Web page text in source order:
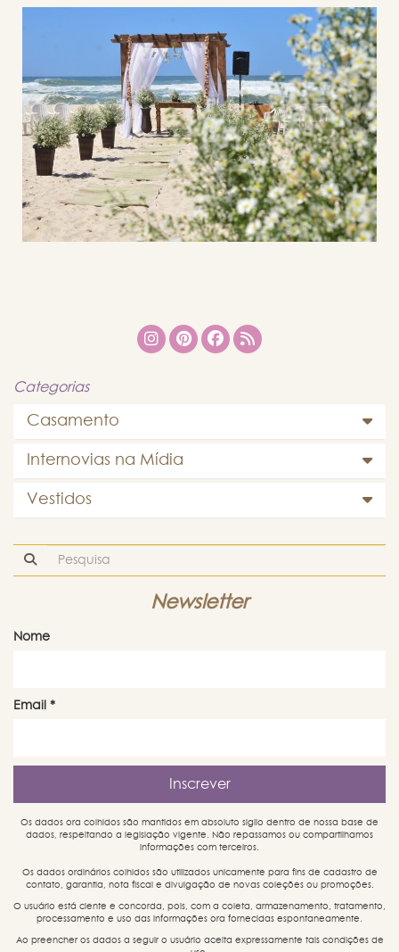
Categorias
Casamento
Internovias na Mídia
Vestidos
Newsletter
Nome
Email *
Os dados ora colhidos são mantidos em absoluto sigilo dentro de nossa base de
dados, respeitando a legislação vigente. Não repassamos ou compartilhamos
informações com terceiros.
Os dados ordinários colhidos são utilizados unicamente para fins de cadastro de
contato, garantia, nota fiscal e divulgação de novas coleções ou promoções.
O usuário está ciente e concorda, pois, com a coleta, armazenamento, tratamento,
processamento e uso das informações ora fornecidas espontaneamente.
Ao preencher os dados a seguir o usuário aceita expressamente tais condições de